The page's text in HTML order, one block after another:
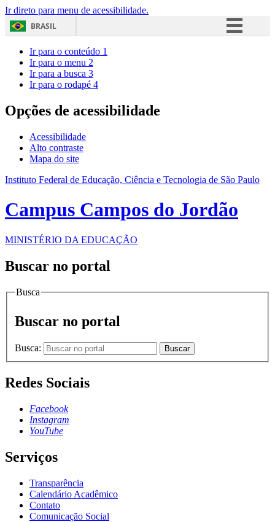
Ir direto para menu de acessibilidade.
BRASIL
Acesso à informação
Ir para o conteúdo 1
Ir para o menu 2
Ir para a busca 3
Ir para o rodapé 4
Opções de acessibilidade
Acessibilidade
Alto contraste
Mapa do site
Instituto Federal de Educação, Ciência e Tecnologia de São Paulo
Campus Campos do Jordão
MINISTÉRIO DA EDUCAÇÃO
Buscar no portal
Busca
Buscar no portal
Busca: Buscar
Redes Sociais
Facebook
Instagram
YouTube
Serviços
Transparência
Calendário Acadêmico
Contato
Comunicação Social